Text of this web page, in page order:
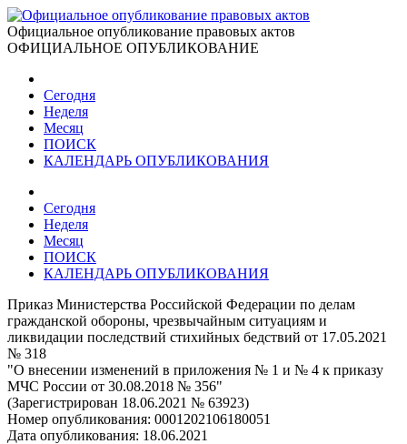
Официальное опубликование правовых актов
ОФИЦИАЛЬНОЕ ОПУБЛИКОВАНИЕ
Сегодня
Неделя
Месяц
ПОИСК
КАЛЕНДАРЬ ОПУБЛИКОВАНИЯ
Сегодня
Неделя
Месяц
ПОИСК
КАЛЕНДАРЬ ОПУБЛИКОВАНИЯ
Приказ Министерства Российской Федерации по делам
гражданской обороны, чрезвычайным ситуациям и
ликвидации последствий стихийных бедствий от 17.05.2021
№ 318
"О внесении изменений в приложения № 1 и № 4 к приказу
МЧС России от 30.08.2018 № 356"
(Зарегистрирован 18.06.2021 № 63923)
Номер опубликования: 0001202106180051
Дата опубликования: 18.06.2021